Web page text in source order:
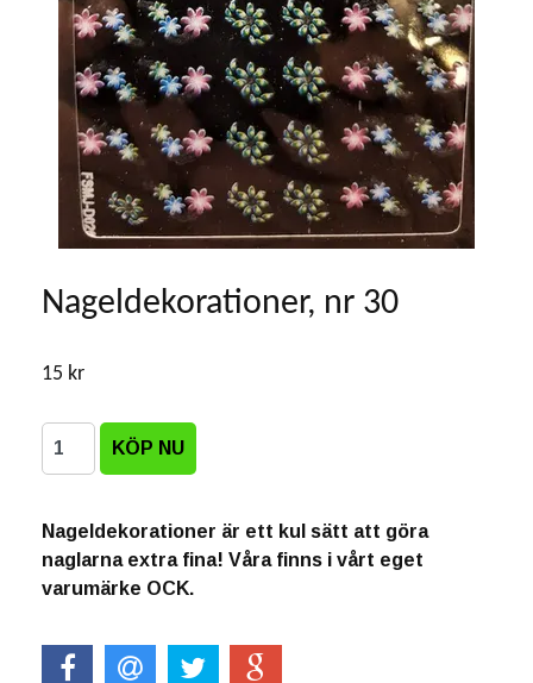
Nageldekorationer, nr 30
15 kr
Nageldekorationer är ett kul sätt att göra
naglarna extra fina! Våra finns i vårt eget
varumärke OCK.